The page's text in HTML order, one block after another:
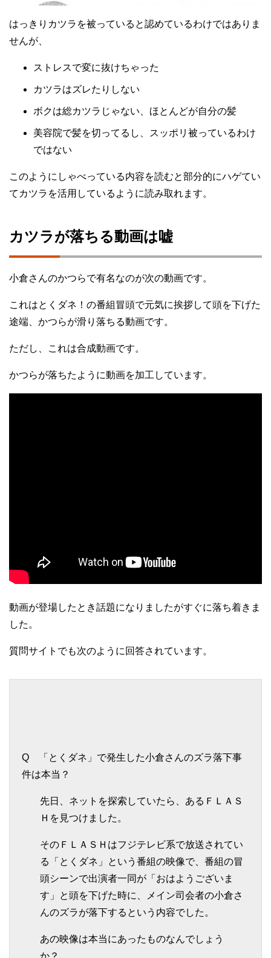
はっきりカツラを被っていると認めているわけではありま
せんが、
ストレスで変に抜けちゃった
カツラはズレたりしない
ボクは総カツラじゃない、ほとんどが自分の髪
美容院で髪を切ってるし、スッポリ被っているわけ
ではない
このようにしゃべっている内容を読むと部分的にハゲてい
てカツラを活用しているように読み取れます。
カツラが落ちる動画は嘘
小倉さんのかつらで有名なのが次の動画です。
これはとくダネ！の番組冒頭で元気に挨拶して頭を下げた
途端、かつらが滑り落ちる動画です。
ただし、これは合成動画です。
かつらが落ちたように動画を加工しています。
動画が登場したとき話題になりましたがすぐに落ち着きま
した。
質問サイトでも次のように回答されています。
Q 「とくダネ」で発生した小倉さんのズラ落下事
件は本当？
先日、ネットを探索していたら、あるＦＬＡＳ
Ｈを見つけました。
そのＦＬＡＳＨはフジテレビ系で放送されてい
る「とくダネ」という番組の映像で、番組の冒
頭シーンで出演者一同が「おはようございま
す」と頭を下げた時に、メイン司会者の小倉さ
んのズラが落下するという内容でした。
あの映像は本当にあったものなんでしょう
か？。